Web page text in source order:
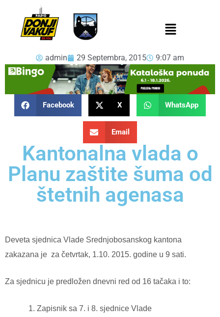
admin 29 Septembra, 2015 9:07 am
Facebook X WhatsApp
Email
Kantonalna vlada o
Planu zaštite šuma od
štetnih agenasa
Deveta sjednica Vlade Srednjobosanskog kantona
zakazana je za četvrtak, 1.10. 2015. godine u 9 sati.
Za sjednicu je predložen dnevni red od 16 tačaka i to:
1. Zapisnik sa 7. i 8. sjednice Vlade